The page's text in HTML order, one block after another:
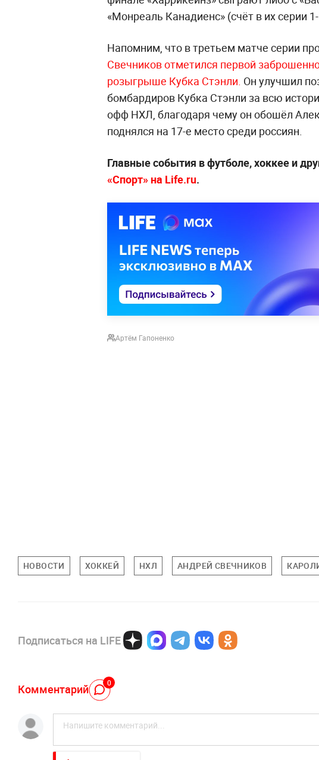
«Монреаль Канадиенс» (счёт в их серии
Напомним, что в третьем матче серии
Свечников отметился первой
розыгрыше Кубка Стэнли. Он улучшил
бомбардиров Кубка Стэнли за всю
офф НХЛ, благодаря чему он обошёл
поднялся на 17-е место среди россиян.
Главные события в футболе, хоккее и
«Спорт» на Life.ru.
Артём Гапоненко
НОВОСТИ ХОККЕЙ НХЛ АНДРЕЙ СВЕЧНИКОВ
Подписаться на LIFE
Комментарий 0